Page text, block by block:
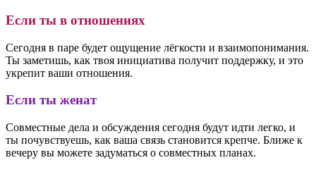
Если ты в отношениях
Сегодня в паре будет ощущение лёгкости и взаимопонимания.
Ты заметишь, как твоя инициатива получит поддержку, и это
укрепит ваши отношения.
Если ты женат
Совместные дела и обсуждения сегодня будут идти легко, и
ты почувствуешь, как ваша связь становится крепче. Ближе к
вечеру вы можете задуматься о совместных планах.